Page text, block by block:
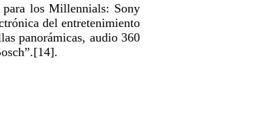
los Millennials: Sony
del entretenimiento
panorámicas, audio 360